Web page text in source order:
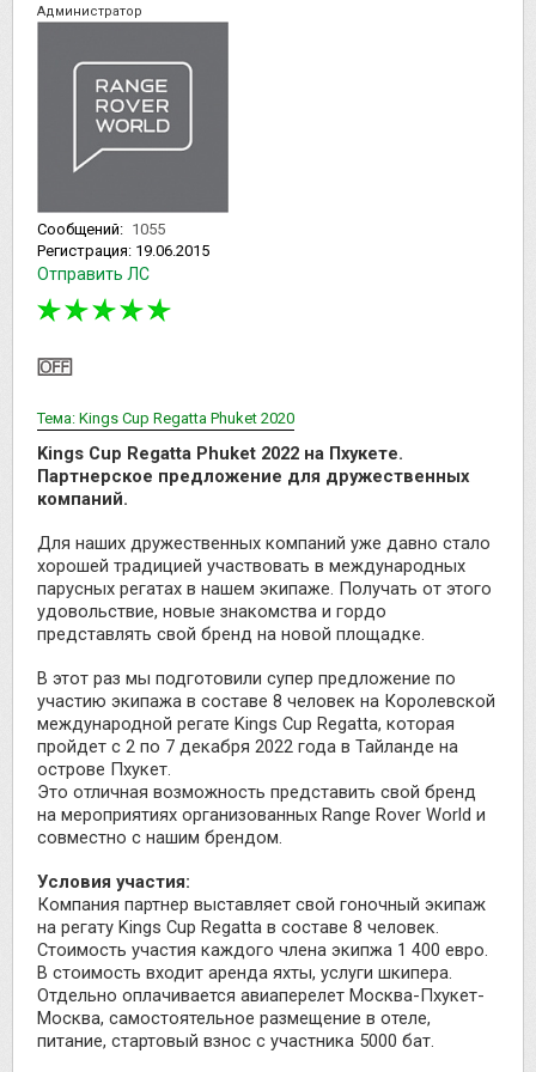
Администратор
Сообщений: 1055
Регистрация: 19.06.2015
Отправить ЛС
Тема: Kings Cup Regatta Phuket 2020
Kings Cup Regatta Phuket 2022 на Пхукете.
Партнерское предложение для дружественных
компаний.
Для наших дружественных компаний уже давно стало
хорошей традицией участвовать в международных
парусных регатах в нашем экипаже. Получать от этого
удовольствие, новые знакомства и гордо
представлять свой бренд на новой площадке.
В этот раз мы подготовили супер предложение по
участию экипажа в составе 8 человек на Королевской
международной регате Kings Cup Regatta, которая
пройдет с 2 по 7 декабря 2022 года в Тайланде на
острове Пхукет.
Это отличная возможность представить свой бренд
на мероприятиях организованных Range Rover World и
совместно с нашим брендом.
Условия участия:
Компания партнер выставляет свой гоночный экипаж
на регату Kings Cup Regatta в составе 8 человек.
Стоимость участия каждого члена экипжа 1 400 евро.
В стоимость входит аренда яхты, услуги шкипера.
Отдельно оплачивается авиаперелет Москва-Пхукет-
Москва, самостоятельное размещение в отеле,
питание, стартовый взнос с участника 5000 бат.